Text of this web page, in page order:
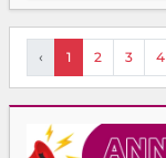
‹ 1 2 3 4